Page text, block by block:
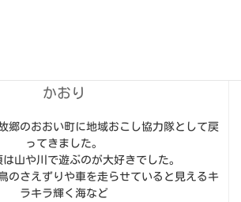
かおり
郷のおおい町に地域おこし協力隊として戻
ってきました。
は山や川で遊ぶのが大好きでした。
のさえずりや車を走らせていると見えるキ
ラキラ輝く海など